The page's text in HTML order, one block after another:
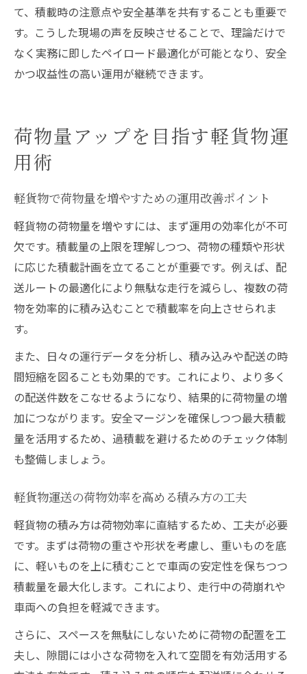
て、積載時の注意点や安全基準を共有することも重要で
す。こうした現場の声を反映させることで、理論だけで
なく実務に即したペイロード最適化が可能となり、安全
かつ収益性の高い運用が継続できます。
荷物量アップを目指す軽貨物運
用術
軽貨物で荷物量を増やすための運用改善ポイント
軽貨物の荷物量を増やすには、まず運用の効率化が不可
欠です。積載量の上限を理解しつつ、荷物の種類や形状
に応じた積載計画を立てることが重要です。例えば、配
送ルートの最適化により無駄な走行を減らし、複数の荷
物を効率的に積み込むことで積載率を向上させられま
す。
また、日々の運行データを分析し、積み込みや配送の時
間短縮を図ることも効果的です。これにより、より多く
の配送件数をこなせるようになり、結果的に荷物量の増
加につながります。安全マージンを確保しつつ最大積載
量を活用するため、過積載を避けるためのチェック体制
も整備しましょう。
軽貨物運送の荷物効率を高める積み方の工夫
軽貨物の積み方は荷物効率に直結するため、工夫が必要
です。まずは荷物の重さや形状を考慮し、重いものを底
に、軽いものを上に積むことで車両の安定性を保ちつつ
積載量を最大化します。これにより、走行中の荷崩れや
車両への負担を軽減できます。
さらに、スペースを無駄にしないために荷物の配置を工
夫し、隙間には小さな荷物を入れて空間を有効活用する